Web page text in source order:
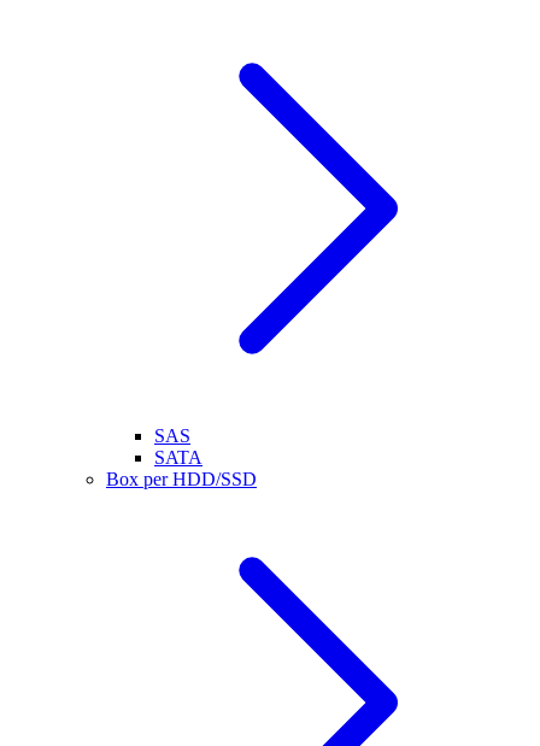
SAS
SATA
Box per HDD/SSD